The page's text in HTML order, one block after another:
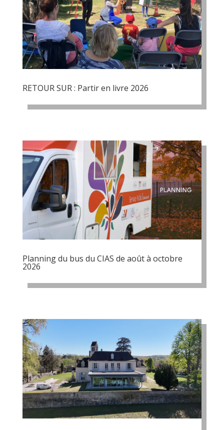
RETOUR SUR : Partir en livre 2026
Planning du bus du CIAS de août à octobre
2026